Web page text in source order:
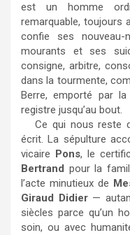
est un homme
remarquable, toujours
confie ses nouveau-
mourants et ses
consigne, arbitre,
dans la tourmente,
Berre, emporté par
registre jusqu’au bout.
Ce qui nous reste
écrit. La sépulture
vicaire Pons, le
Bertrand pour la
l’acte minutieux de
Giraud Didier—
siècles parce qu’un
soin, ou avec